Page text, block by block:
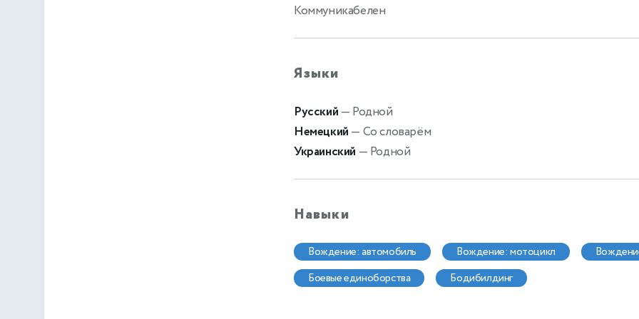
Коммуникабелен
Языки
Русский — Родной
Немецкий — Со словарём
Украинский — Родной
Навыки
вождение: автомобиль вождение: мотоцикл
боевые единоборства
бодибилдинг